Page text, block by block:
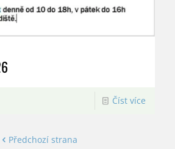
Číst více
Předchozí strana